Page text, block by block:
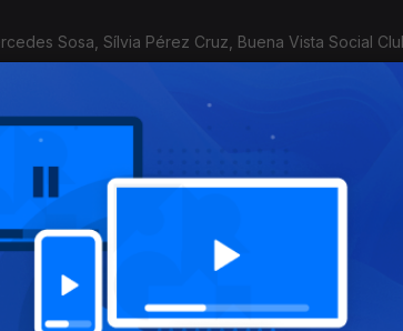
Sosa, Sílvia Pérez Cruz, Buena Vista Social
(quase) nua
Gerrard e Jules Maxwell, Sarah Blasko, Nick
tempo